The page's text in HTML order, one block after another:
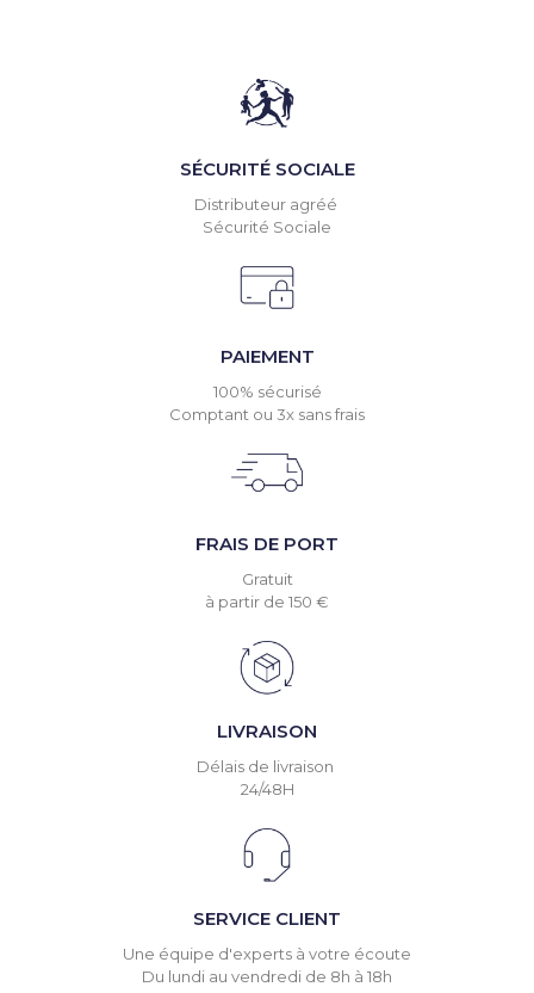
SÉCURITÉ SOCIALE
Distributeur agréé
Sécurité Sociale
PAIEMENT
100% sécurisé
Comptant ou 3x sans frais
FRAIS DE PORT
Gratuit
à partir de 150 €
LIVRAISON
Délais de livraison
24/48H
SERVICE CLIENT
Une équipe d'experts à votre écoute
Du lundi au vendredi de 8h à 18h